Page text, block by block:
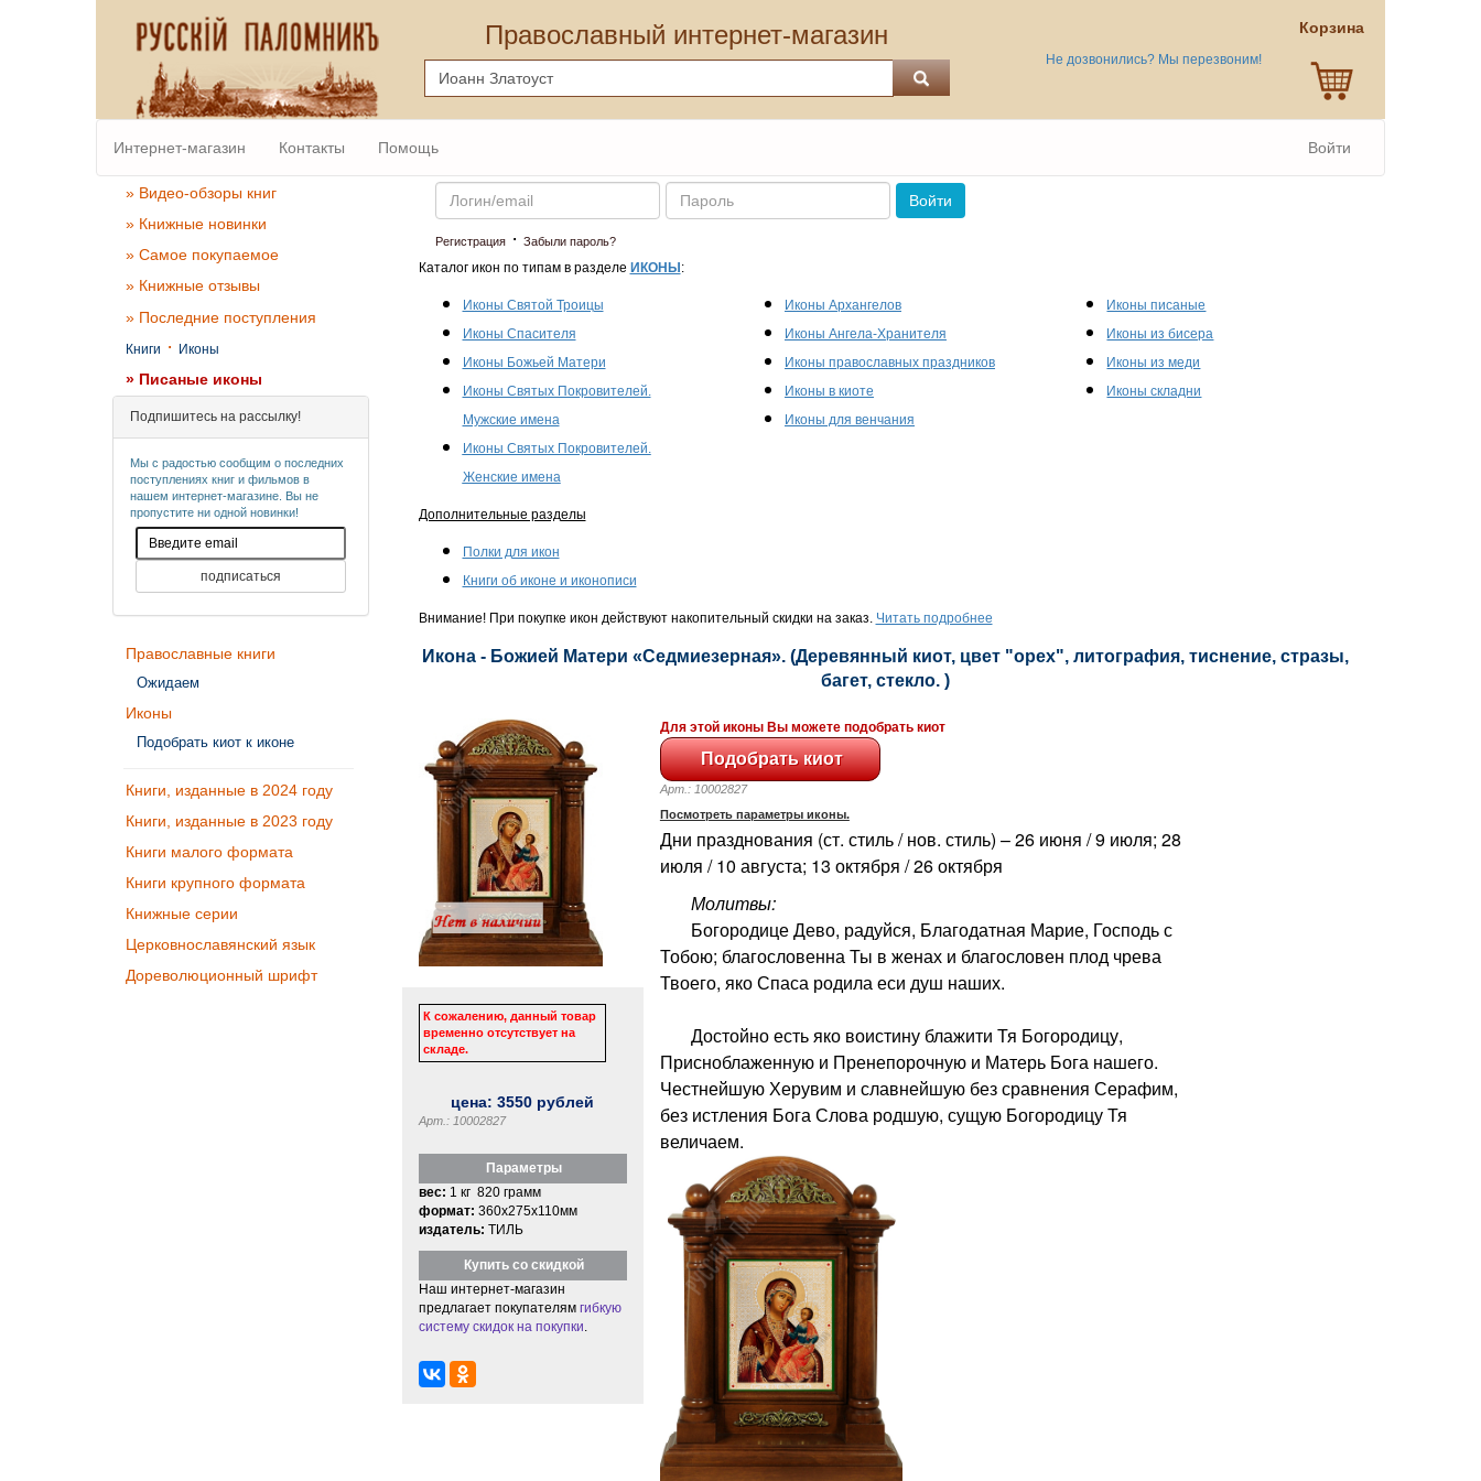
Православный интернет-магазин
Не дозвонились? Мы перезвоним!
Корзина
Интернет-магазин Контакты Помощь Войти
» Видео-обзоры книг
» Книжные новинки
» Самое покупаемое
» Книжные отзывы
» Последние поступления
Книги · Иконы
» Писаные иконы
Подпишитесь на рассылку!
Мы с радостью сообщим о последних
поступлениях книг и фильмов в
нашем интернет-магазине. Вы не
пропустите ни одной новинки!
Православные книги
Ожидаем
Иконы
Подобрать киот к иконе
Книги, изданные в 2024 году
Книги, изданные в 2023 году
Книги малого формата
Книги крупного формата
Книжные серии
Церковнославянский язык
Дореволюционный шрифт
Email Пароль
Войти
Регистрация· Забыли пароль?
Каталог икон по типам в разделе ИКОНЫ :
Иконы Святой Троицы
Иконы Спасителя
Иконы Божьей Матери
Иконы Святых Покровителей.
Мужские имена
Иконы Святых Покровителей.
Женские имена
Иконы Архангелов
Иконы Ангела-Хранителя
Иконы православных праздников
Иконы в киоте
Иконы для венчания
Иконы писаные
Иконы из бисера
Иконы из меди
Иконы складни
Дополнительные разделы
Полки для икон
Книги об иконе и иконописи
Внимание! При покупке икон действуют накопительный скидки на заказ. Читать подробнее
Икона - Божией Матери «Седмиезерная». (Деревянный киот, цвет "орех", литография, тиснение, стразы,
багет, стекло. )
К сожалению, данный товар
временно отсутствует на
складе.
цена:3550 рублей
Арт.: 10002827
Параметры
вес: 1 кг 820 грамм
формат: 360x275x110мм
издатель: ТИЛЬ
Купить со скидкой
Наш интернет-магазин
предлагает покупателям гибкую
систему скидок на покупки
Для этой иконы Вы можете подобрать киот
Арт.: 10002827
Посмотреть параметры иконы.
Дни празднования (ст. стиль / нов. стиль) – 26 июня / 9 июля; 28
июля / 10 августа; 13 октября / 26 октября
Молитвы:
Богородице Дево, радуйся, Благодатная Марие, Господь с
Тобою; благословенна Ты в женах и благословен плод чрева
Твоего, яко Спаса родила еси душ наших.
Достойно есть яко воистину блажити Тя Богородицу,
Присноблаженную и Пренепорочную и Матерь Бога нашего.
Честнейшую Херувим и славнейшую без сравнения Серафим,
без истления Бога Слова родшую, сущую Богородицу Тя
величаем.